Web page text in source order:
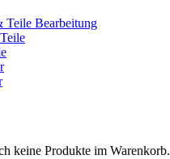
Teile Bearbeitung
keine Produkte im Warenkorb.